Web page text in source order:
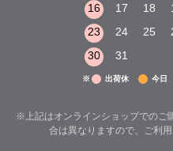
16
17 18
23
24 25
30
31
※ 出荷休 今日
※上記はオンラインショップでのご
合は異なりますので、ご利